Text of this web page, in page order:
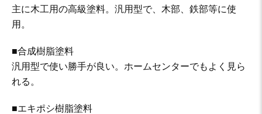
主に木工用の高級塗料。汎用型で、木部、鉄部等に使
用。
■合成樹脂塗料
汎用型で使い勝手が良い。ホームセンターでもよく見ら
れる。
■エキポシ樹脂塗料